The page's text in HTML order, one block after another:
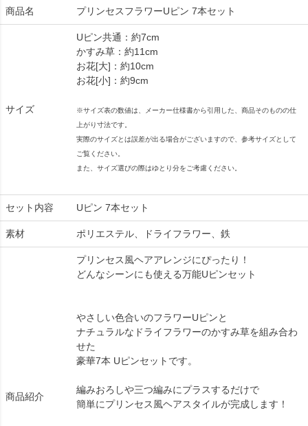
商品名 プリンセスフラワーUピン 7本セット
サイズ
Uピン共通：約7cm
かすみ草：約11cm
お花[大]：約10cm
お花[小]：約9cm
※サイズ表の数値は、メーカー仕様書から引用した、商品そのものの仕
上がり寸法です。
実際のサイズとは誤差が出る場合がございますので、参考サイズとして
ご覧ください。
また、サイズ選びの際はゆとり分をご考慮ください。
セット内容 Uピン 7本セット
素材 ポリエステル、ドライフラワー、鉄
商品紹介
プリンセス風ヘアアレンジにぴったり！
どんなシーンにも使える万能Uピンセット
やさしい色合いのフラワーUピンと
ナチュラルなドライフラワーのかすみ草を組み合わ
せた
豪華7本 Uピンセットです。
編みおろしや三つ編みにプラスするだけで
簡単にプリンセス風ヘアスタイルが完成します！